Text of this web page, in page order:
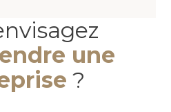
une
?